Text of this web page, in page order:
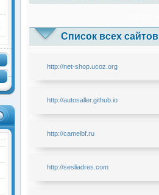
Список всех
http://net-shop.ucoz.org
http://autosaller.github.io
http://camelbf.ru
http://sesliadres.com